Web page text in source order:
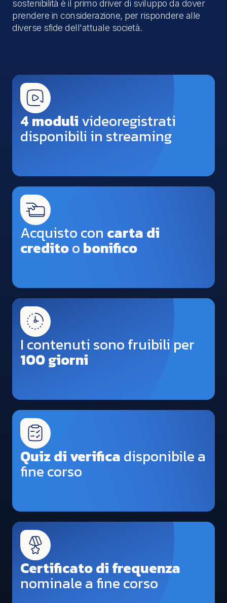
sostenibilità è il primo driver di sviluppo da dover
prendere in considerazione, per rispondere alle
diverse sfide dell'attuale società.
4 modulivideoregistrati
disponibili in streaming
Acquisto con carta di
creditoobonifico
I contenuti sono fruibili per
100 giorni
Quiz di verificadisponibile a
fine corso
Certificato di frequenza
nominale a fine corso